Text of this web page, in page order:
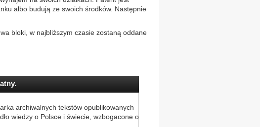
albo budują ze swoich środków. Następnie
bloki, w najbliższym czasie zostaną oddane
archiwalnych tekstów opublikowanych
wiedzy o Polsce i świecie, wzbogacone o